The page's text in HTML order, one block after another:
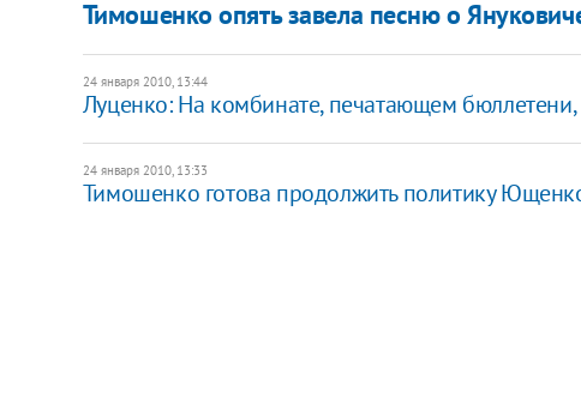
Тимошенко опять завела песню о
24 января 2010, 13:44
Луценко: На комбинате, печатающем
24 января 2010, 13:33
Тимошенко готова продолжить политику